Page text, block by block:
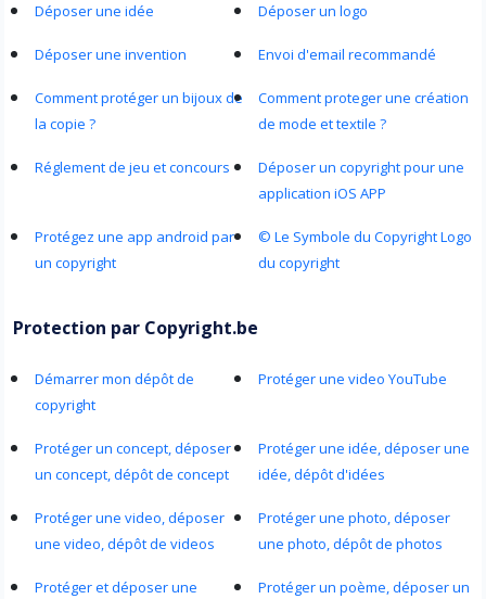
Déposer une idée Déposer un logo
Déposer une invention Envoi d'email recommandé
Comment protéger un bijoux de
la copie ?
Comment proteger une création
de mode et textile ?
Réglement de jeu et concours
Déposer un copyright pour une
application iOS APP
Protégez une app android par
un copyright
© Le Symbole du Copyright Logo
du copyright
Protection par Copyright.be
Démarrer mon dépôt de
copyright
Protéger une video YouTube
Protéger un concept, déposer
un concept, dépôt de concept
Protéger une idée, déposer une
idée, dépôt d'idées
Protéger une video, déposer
une video, dépôt de videos
Protéger une photo, déposer
une photo, dépôt de photos
Protéger et déposer une
Protéger un poème, déposer un